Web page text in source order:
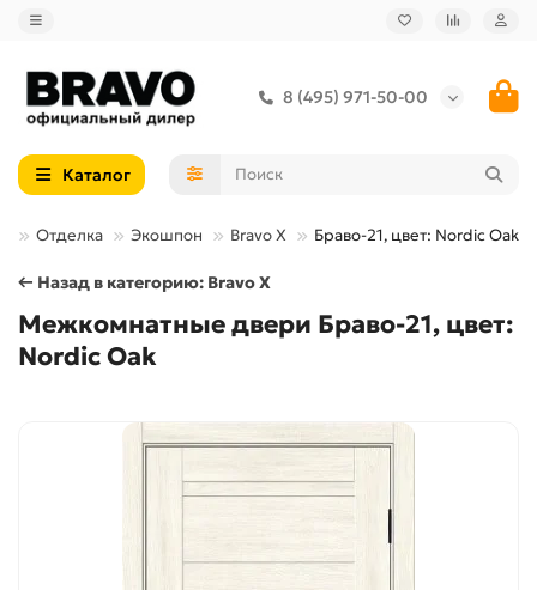
8 (495) 971-50-00
Каталог
Отделка Экошпон Bravo X Браво-21, цвет: Nordic Oak
← Назад в категорию: Bravo X
Межкомнатные двери Браво-21, цвет:
Nordic Oak